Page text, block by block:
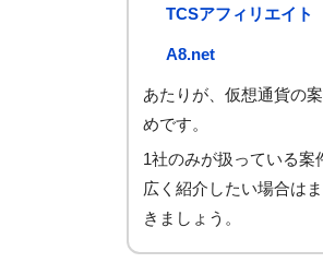
TCSアフィリエイト
A8.net
あたりが、仮想通貨の
めです。
1社のみが扱っている案
広く紹介したい場合は
きましょう。